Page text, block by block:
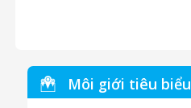
Môi giới tiêu biểu